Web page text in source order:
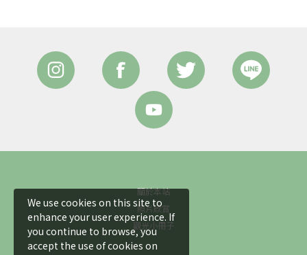
關於本站
照片欣賞
觀光小冊子
We use cookies on this site to
enhance your user experience. If
you continue to browse, you
accept the use of cookies on